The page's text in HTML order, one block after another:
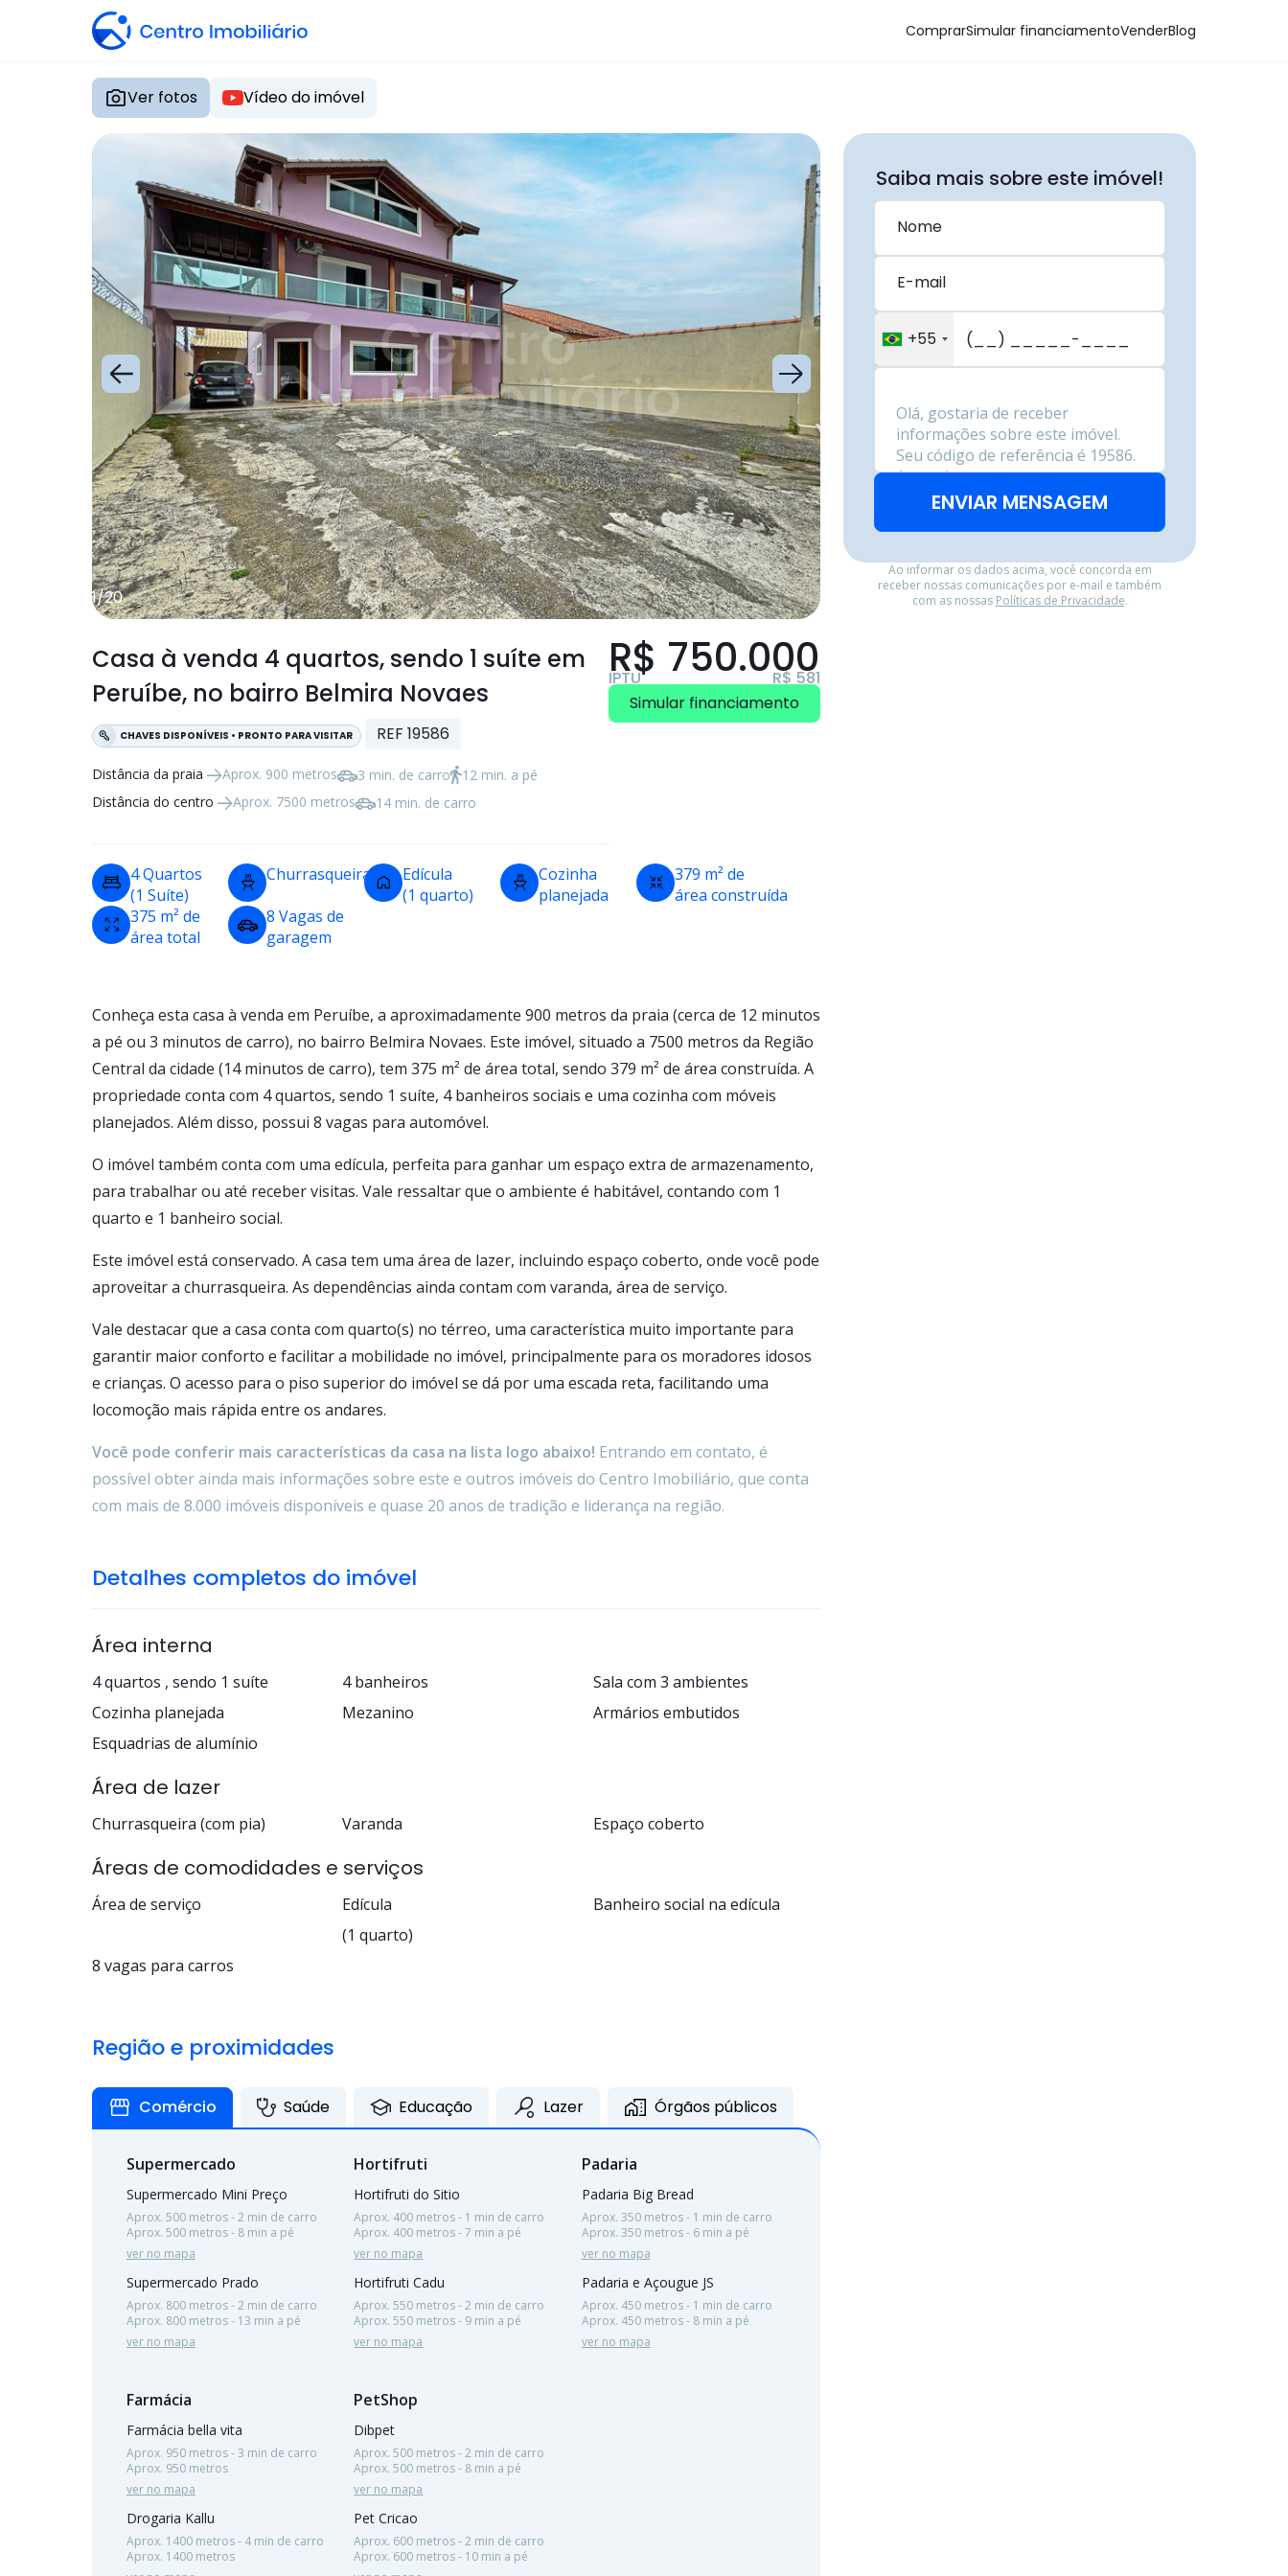
ComprarSimular financiamentoVenderBlog
Ver fotos Vídeo do imóvel
1/20
Casa à venda 4 quartos, sendo 1 suíte em
Peruíbe, no bairro Belmira Novaes
CHAVES DISPONÍVEIS • PRONTO PARA VISITAR REF 19586
Distância da praia Aprox. 900 metros 3 min. de carro
12 min. a pé
Distância do centro
Aprox. 7500 metros 14 min. de carro
R$ 750.000
IPTU
R$ 581
Simular financiamento
4 Quartos
(1 Suíte)
Churrasqueira
Edícula
(1 quarto)
Cozinha
planejada
379 m² de
área construída
375 m² de
área total
8 Vagas de
garagem
Conheça esta casa à venda em Peruíbe, a aproximadamente 900 metros da praia (cerca de 12 minutos
a pé ou 3 minutos de carro), no bairro Belmira Novaes. Este imóvel, situado a 7500 metros da Região
Central da cidade (14 minutos de carro), tem 375 m² de área total, sendo 379 m² de área construída. A
propriedade conta com 4 quartos, sendo 1 suíte, 4 banheiros sociais e uma cozinha com móveis
planejados. Além disso, possui 8 vagas para automóvel.
O imóvel também conta com uma edícula, perfeita para ganhar um espaço extra de armazenamento,
para trabalhar ou até receber visitas. Vale ressaltar que o ambiente é habitável, contando com 1
quarto e 1 banheiro social.
Este imóvel está conservado. A casa tem uma área de lazer, incluindo espaço coberto, onde você pode
aproveitar a churrasqueira. As dependências ainda contam com varanda, área de serviço.
Vale destacar que a casa conta com quarto(s) no térreo, uma característica muito importante para
garantir maior conforto e facilitar a mobilidade no imóvel, principalmente para os moradores idosos
e crianças. O acesso para o piso superior do imóvel se dá por uma escada reta, facilitando uma
locomoção mais rápida entre os andares.
Você pode conferir mais características da casa na lista logo abaixo! Entrando em contato, é
possível obter ainda mais informações sobre este e outros imóveis do Centro Imobiliário, que conta
com mais de 8.000 imóveis disponíveis e quase 20 anos de tradição e liderança na região.
Detalhes completos do imóvel
Área interna
4 quartos , sendo 1 suíte 4 banheiros
Sala com 3 ambientes
Cozinha planejada
Mezanino
Armários embutidos
Esquadrias de alumínio
Área de lazer
Churrasqueira (com pia) Varanda Espaço coberto
Áreas de comodidades e serviços
Área de serviço
Edícula
(1 quarto)
Banheiro social na edícula
8 vagas para carros
Região e proximidades
Comércio Saúde Educação Lazer Órgãos públicos
Supermercado
Supermercado Mini Preço
Aprox. 500 metros - 2 min de carro
Aprox. 500 metros - 8 min a pé
ver no mapa
Supermercado Prado
Aprox. 800 metros - 2 min de carro
Aprox. 800 metros - 13 min a pé
ver no mapa
Hortifruti
Hortifruti do Sitio
Aprox. 400 metros - 1 min de carro
Aprox. 400 metros - 7 min a pé
ver no mapa
Hortifruti Cadu
Aprox. 550 metros - 2 min de carro
Aprox. 550 metros - 9 min a pé
ver no mapa
Padaria
Padaria Big Bread
Aprox. 350 metros - 1 min de carro
Aprox. 350 metros - 6 min a pé
ver no mapa
Padaria e Açougue JS
Aprox. 450 metros - 1 min de carro
Aprox. 450 metros - 8 min a pé
ver no mapa
Farmácia
Farmácia bella vita
Aprox. 950 metros - 3 min de carro
Aprox. 950 metros
ver no mapa
Drogaria Kallu
Aprox. 1400 metros - 4 min de carro
Aprox. 1400 metros
PetShop
Dibpet
Aprox. 500 metros - 2 min de carro
Aprox. 500 metros - 8 min a pé
ver no mapa
Pet Cricao
Aprox. 600 metros - 2 min de carro
Aprox. 600 metros - 10 min a pé
Saiba mais sobre este imóvel!
Nome
E-mail
+55
ENVIAR MENSAGEM
Ao informar os dados acima, você concorda em
receber nossas comunicações por e-mail e também
com as nossas Políticas de Privacidade.